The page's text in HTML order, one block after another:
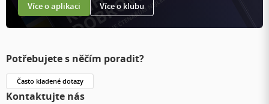
Více o aplikaci Více o klubu
Potřebujete s něčím poradit?
Často kladené dotazy
Kontaktujte nás